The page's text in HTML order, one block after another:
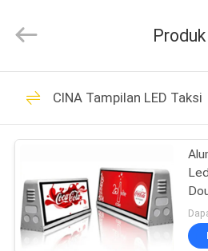
RUMAH
PRODUK
TAMPILAN
VR
Limited.
Tampilan
Produk
CINA Tampilan LED Taksi